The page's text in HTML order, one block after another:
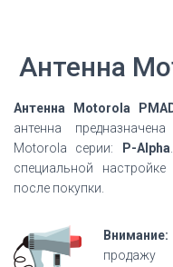
Антенна
Антенна Motorola
антенна
Motorola серии:
P-Alpha
специальной
после покупки.
Внимание:
продажу